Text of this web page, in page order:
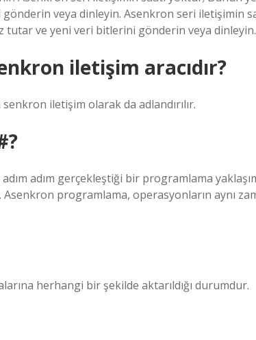
gönderin veya dinleyin. Asenkron seri iletişimin
tutar ve yeni veri bitlerini gönderin veya dinleyin.
iletişim aracıdır?
iletişim olarak da adlandırılır.
adım gerçekleştiği bir programlama
programlama, operasyonların aynı
herhangi bir şekilde aktarıldığı durumdur.